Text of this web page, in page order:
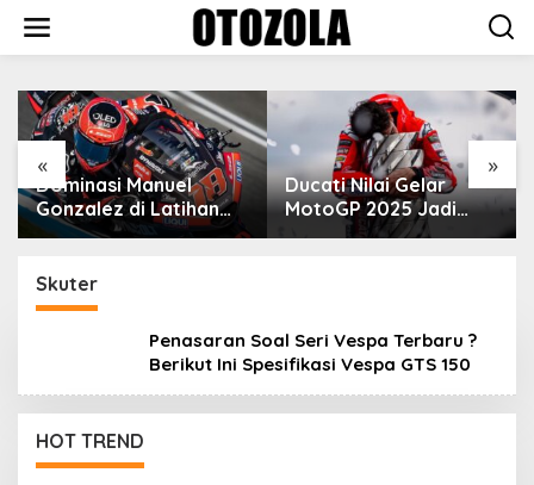
content
« »
Ducati Nilai Gelar
MotoGP 2025 Jadi
Cara Marc Marquez
VinFast Perkenalkan
dengan Fitur Anti
Peluru
Skuter
Penasaran Soal Seri Vespa Terbaru ?
Berikut Ini Spesifikasi Vespa GTS 150
HOT TREND